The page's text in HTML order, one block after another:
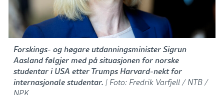
Forskings- og høgare utdanningsminister Sigrun
Aasland følgjer med på situasjonen for norske
studentar i USA etter Trumps Harvard-nekt for
internasjonale studentar. | Foto: Fredrik Varfjell / NTB /